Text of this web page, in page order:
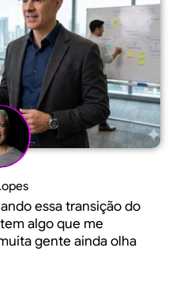
essa transição do
algo que me
gente ainda olha